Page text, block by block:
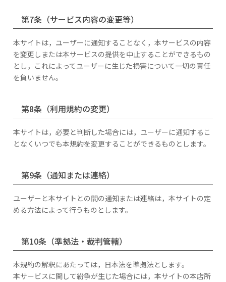
第7条（サービス内容の変更等）
本サイトは，ユーザーに通知することなく，本サービスの内容
を変更しまたは本サービスの提供を中止することができるもの
とし，これによってユーザーに生じた損害について一切の責任
を負いません。
第8条（利用規約の変更）
本サイトは，必要と判断した場合には，ユーザーに通知するこ
となくいつでも本規約を変更することができるものとします。
第9条（通知または連絡）
ユーザーと本サイトとの間の通知または連絡は，本サイトの定
める方法によって行うものとします。
第10条（準拠法・裁判管轄）
本規約の解釈にあたっては，日本法を準拠法とします。
本サービスに関して紛争が生じた場合には，本サイトの本店所